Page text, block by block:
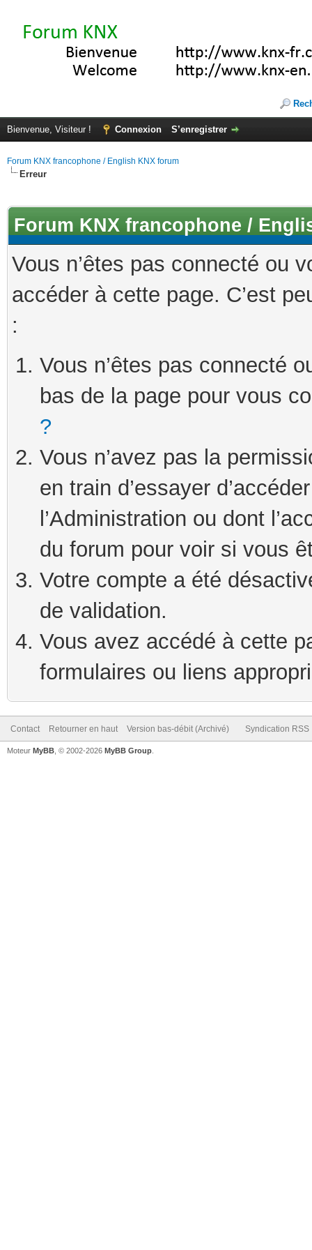
Bienvenue, Visiteur ! Connexion S’enregistrer
Forum KNX francophone / English KNX forum
Erreur
Forum KNX francophone /
Vous n’êtes pas connecté ou
accéder à cette page. C’est
:
Vous n’êtes pas connecté
bas de la page pour vous
?
Vous n’avez pas la
en train d’essayer
l’Administration ou dont
du forum pour voir si vous
Votre compte a été
de validation.
Vous avez accédé à cette
formulaires ou liens
Contact Retourner en haut Version bas-débit (Archivé) Syndication RSS
Moteur MyBB , © 2002-2026 MyBB Group